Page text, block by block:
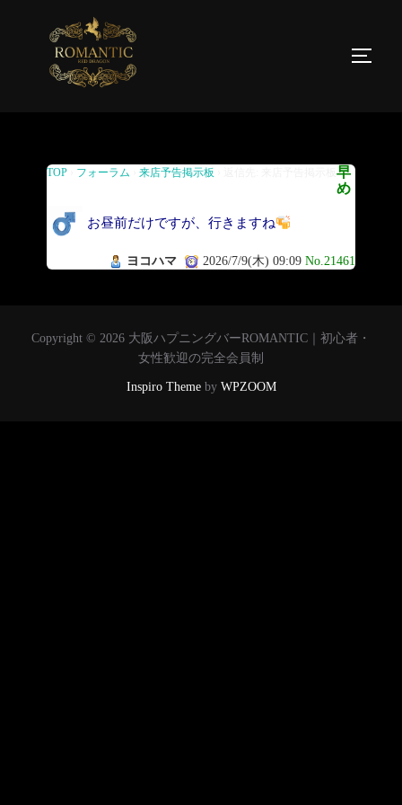
返信先: 来店予告掲示板
TOP フォーラム 来店予告掲示板 返信先: 来店予告掲示板早
め
お昼前だけですが、行きますね
ヨコハマ 2026/7/9(木) 09:09 No.21461
Copyright © 2026 大阪ハプニングバーROMANTIC｜初心者・
女性歓迎の完全会員制
Inspiro Themeby WPZOOM